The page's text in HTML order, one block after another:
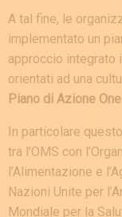
A tal fine, le
implementato un
approccio integrato
orientati ad una
Piano di Azione
In particolare
tra l’OMS con
l’Alimentazione e
Nazioni Unite per
Mondiale per la